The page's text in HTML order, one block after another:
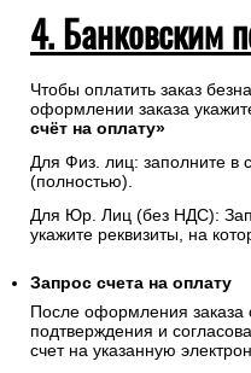
4. Банковским
Чтобы оплатить заказ
оформлении заказа
счёт на оплату»
Для Физ. лиц: заполните
(полностью).
Для Юр. Лиц (без НДС):
укажите реквизиты, на
Запрос счета на оплату
После оформления
подтверждения и
счет на указанную